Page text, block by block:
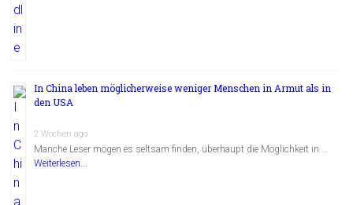
In China leben möglicherweise weniger Menschen in Armut als in
den USA
2 Wochen ago
Manche Leser mögen es seltsam finden, überhaupt die Möglichkeit in …
Weiterlesen...